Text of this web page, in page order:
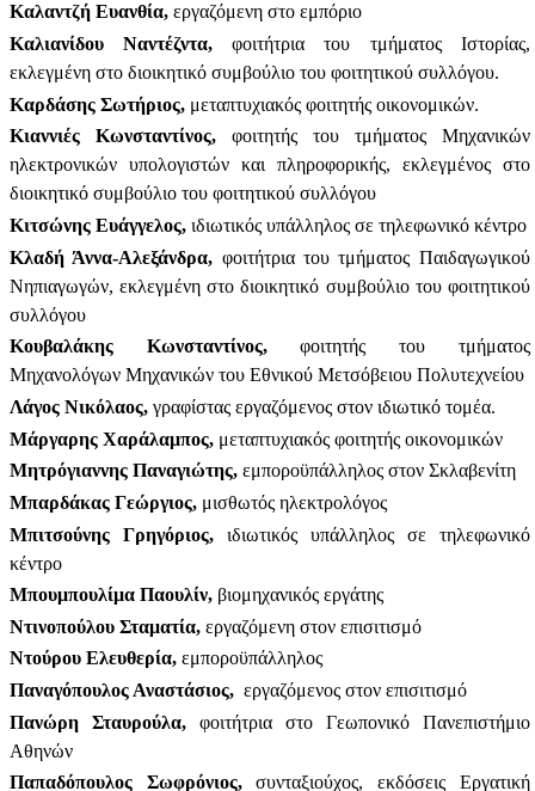
Καλαντζή Ευανθία, εργαζόμενη στο εμπόριο
Καλιανίδου Ναντέζντα,φοιτήτρια του τμήματος Ιστορίας,
εκλεγμένη στο διοικητικό συμβούλιο του φοιτητικού συλλόγου.
Καρδάσης Σωτήριος, μεταπτυχιακός φοιτητής οικονομικών.
Κιαννιές Κωνσταντίνος,φοιτητής του τμήματος Μηχανικών
ηλεκτρονικών υπολογιστών και πληροφορικής, εκλεγμένος στο
διοικητικό συμβούλιο του φοιτητικού συλλόγου
Κιτσώνης Ευάγγελος, ιδιωτικός υπάλληλος σε τηλεφωνικό κέντρο
Κλαδή Άννα-Αλεξάνδρα, φοιτήτρια του τμήματος Παιδαγωγικού
Νηπιαγωγών, εκλεγμένη στο διοικητικό συμβούλιο του φοιτητικού
συλλόγου
Κουβαλάκης Κωνσταντίνος,φοιτητής του τμήματος
Μηχανολόγων Μηχανικών του Εθνικού Μετσόβειου Πολυτεχνείου
Λάγος Νικόλαος, γραφίστας εργαζόμενος στον ιδιωτικό τομέα.
Μάργαρης Χαράλαμπος, μεταπτυχιακός φοιτητής οικονομικών
Μητρόγιαννης Παναγιώτης, εμποροϋπάλληλος στον Σκλαβενίτη
Μπαρδάκας Γεώργιος, μισθωτός ηλεκτρολόγος
Μπιτσούνης Γρηγόριος, ιδιωτικός υπάλληλος σε τηλεφωνικό
κέντρο
Μπουμπουλίμα Παουλίν, βιομηχανικός εργάτης
Ντινοπούλου Σταματία, εργαζόμενη στον επισιτισμό
Ντούρου Ελευθερία, εμποροϋπάλληλος
Παναγόπουλος Αναστάσιος, εργαζόμενος στον επισιτισμό
Πανώρη Σταυρούλα, φοιτήτρια στο Γεωπονικό Πανεπιστήμιο
Αθηνών
Παπαδόπουλος Σωφρόνιος,συνταξιούχος, εκδόσεις Εργατική